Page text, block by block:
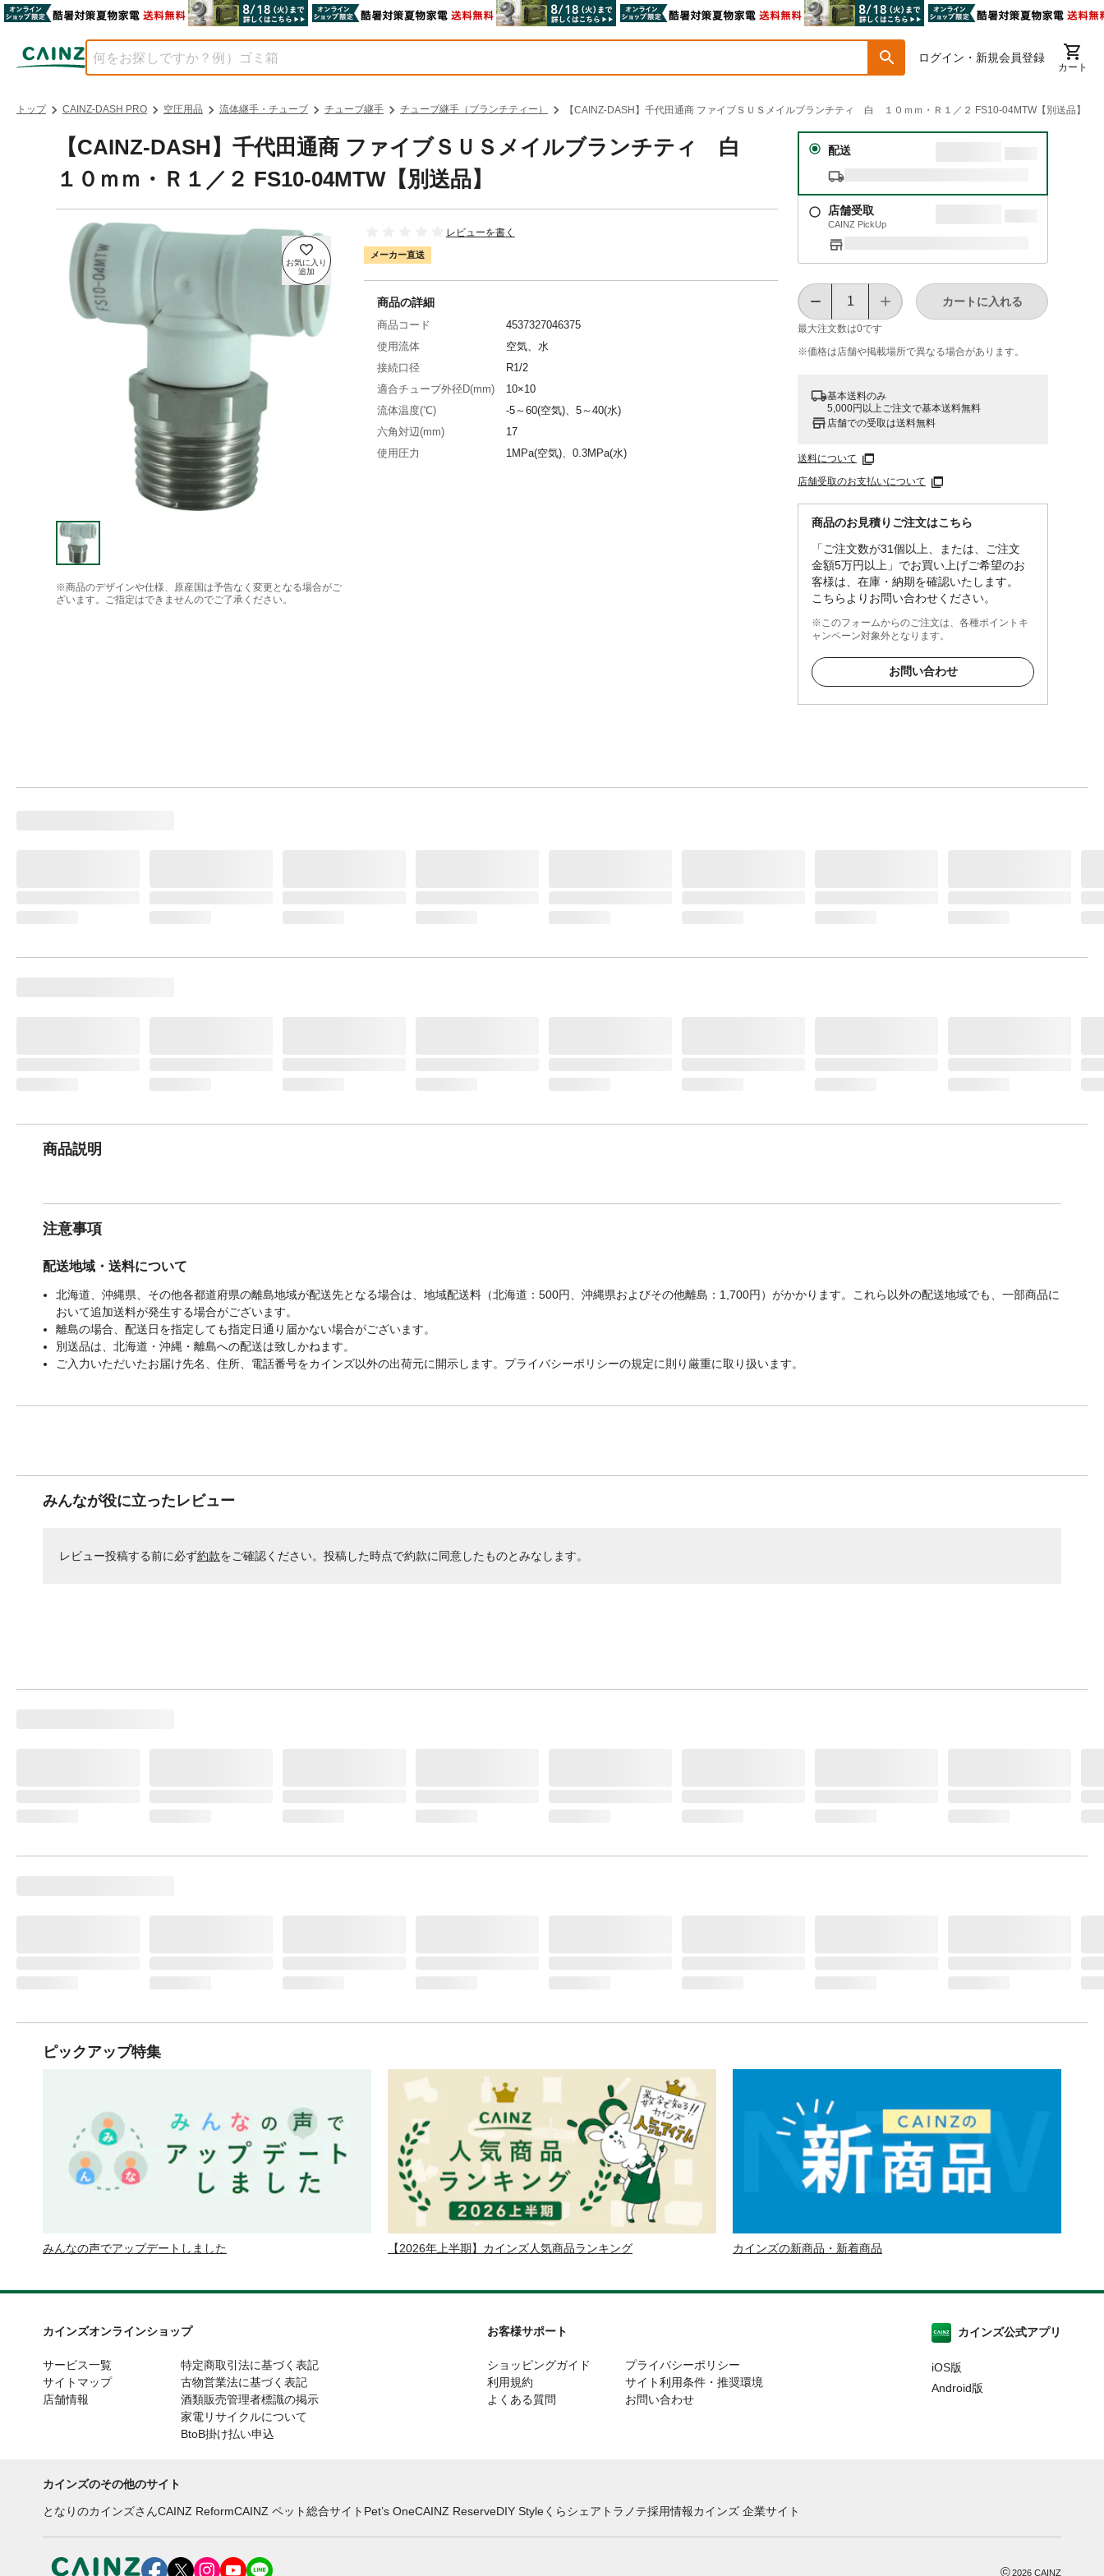
ログイン・新規会員登録
カート
トップ CAINZ-DASH PRO 空圧用品 流体継手・チューブ チューブ継手 チューブ継手（ブランチティー） 【CAINZ-DASH】千代田通商 ファイブＳＵＳメイルブランチティ 白 １０ｍｍ・Ｒ１／２ FS10-04MTW【別送品】
【CAINZ-DASH】千代田通商 ファイブＳＵＳメイルブランチティ 白
１０ｍｍ・Ｒ１／２ FS10-04MTW【別送品】
※商品のデザインや仕様、原産国は予告なく変更となる場合がご
ざいます。ご指定はできませんのでご了承ください。
レビューを書く
メーカー直送
配送
店舗受取
CAINZ PickUp
最大注文数は0です
カートに入れる
※価格は​店舗や​掲載場所で​異なる​場合が​あります。
基本送料のみ
5,000円以上ご注文で基本送料無料
店舗での受取は送料無料
送料について
店舗受取のお支払いについて
商品のお見積りご注文はこちら
「ご注文数が31個以上、または、ご注文
金額5万円以上」でお買い上げご希望のお
客様は、在庫・納期を確認いたします。
こちらよりお問い合わせください。
※このフォームからのご注文は、各種ポイントキ
ャンペーン対象外となります。
お問い合わせ
商品の詳細
商品コード
4537327046375
使用流体
空気、水
接続口径
R1/2
適合チューブ外径D(mm)
10×10
流体温度(℃)
-5～60(空気)、5～40(水)
六角対辺(mm)
17
使用圧力
1MPa(空気)、0.3MPa(水)
商品説明
注意事項
配送地域・送料について
北海道、沖縄県、その他各都道府県の離島地域が配送先となる場合は、地域配送料（北海道：500円、沖縄県およびその他離島：1,700円）がかかります。これら以外の配送地域でも、一部商品に
おいて追加送料が発生する場合がございます。
離島の場合、配送日を指定しても指定日通り届かない場合がございます。
別送品は、北海道・沖縄・離島への配送は致しかねます。
ご入力いただいたお届け先名、住所、電話番号をカインズ以外の出荷元に開示します。プライバシーポリシーの規定に則り厳重に取り扱います。
みんなが役に立ったレビュー
レビュー投稿する前に必ず約款をご確認ください。投稿した時点で約款に同意したものとみなします。
ピックアップ特集
みんなの声でアップデートしました 【2026年上半期】カインズ人気商品ランキング カインズの新商品・新着商品
カインズオンラインショップ
サービス一覧
サイトマップ
店舗情報
特定商取引法に基づく表記
古物営業法に基づく表記
酒類販売管理者標識の掲示
家電リサイクルについて
BtoB掛け払い申込
お客様サポート
ショッピングガイド
利用規約
よくある質問
プライバシーポリシー
サイト利用条件・推奨環境
お問い合わせ
カインズ公式アプリ
iOS版
Android版
カインズのその他のサイト
となりのカインズさんCAINZ ReformCAINZ ペット総合サイト Pet’s OneCAINZ ReserveDIY Styleくらシェア トラノテ採用情報カインズ 企業サイト
©2026 CAINZ